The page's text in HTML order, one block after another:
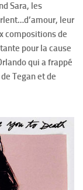
Sara, les
leur
compositions de
pour la cause
qui a frappé
Tegan et de